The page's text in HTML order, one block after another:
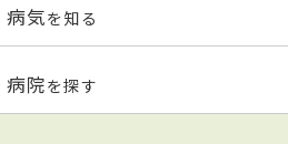
病気を知る
病院を探す